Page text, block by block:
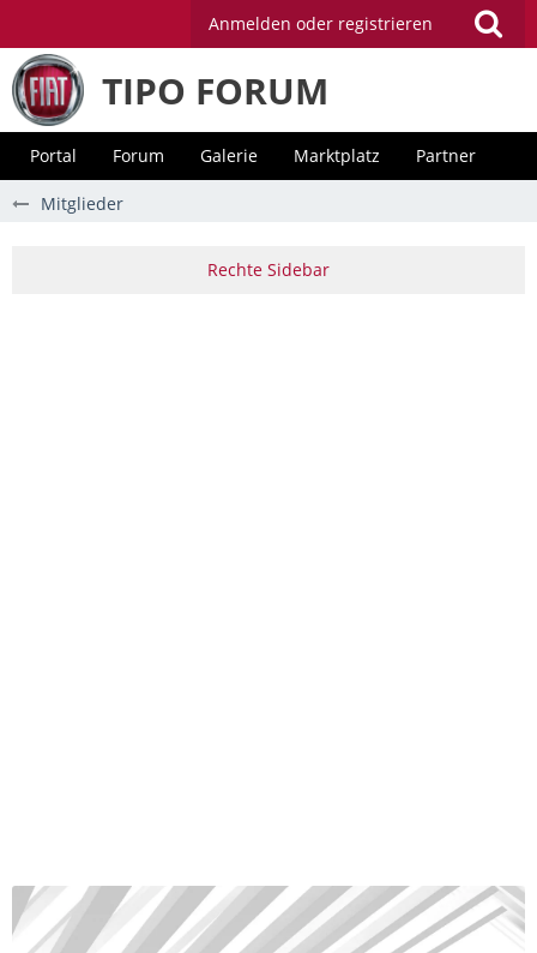
Anmelden oder registrieren
TIPO FORUM
Portal Forum Galerie Marktplatz Partner
Mitglieder